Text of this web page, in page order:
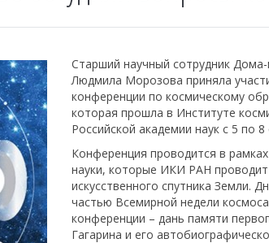
Старший научный сотрудник
Людмила Морозова приняла
конференции по космическому
которая прошла в Институте
Российской академии наук с 5 по
Конференция проводится в
науки, которые ИКИ РАН проводит
искусственного спутника Земли.
частью Всемирной недели
конференции – дань памяти
Гагарина и его